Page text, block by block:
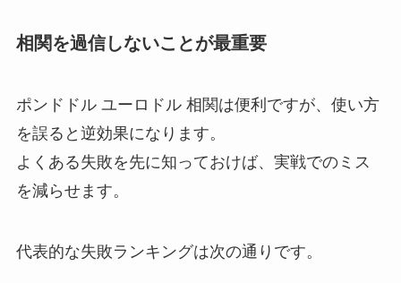
相関を過信しないことが最重要
ポンドドル ユーロドル 相関は便利ですが、使い方
を誤ると逆効果になります。
よくある失敗を先に知っておけば、実戦でのミス
を減らせます。
代表的な失敗ランキングは次の通りです。